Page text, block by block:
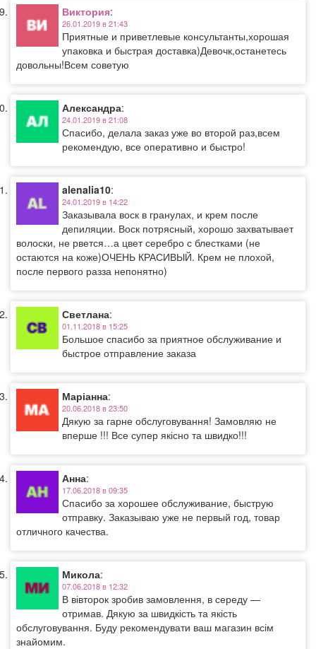
Виктория:
26.01.2019 в 21:43
Приятные и приветлевые консультанты,хорошая
упаковка и быстрая доставка)Девочк,останетесь
довольны!Всем советую
Александра:
24.01.2019 в 21:08
Спасибо, делала заказ уже во второй раз,всем
рекомендую, все оперативно и быстро!
alenalia10:
24.01.2019 в 14:22
Заказывала воск в гранулах, и крем после
депиляции. Воск потрясный, хорошо захватывает
волоски, не рвется…а цвет серебро с блестками (не
остаются на коже)ОЧЕНЬ КРАСИВЫЙ. Крем не плохой,
после первого разза непонятно)
Светлана:
01.11.2018 в 15:25
Большое спасибо за приятное обслуживание и
быстрое отправление заказа
Маріанна:
20.06.2018 в 23:50
Дякую за гарне обслуговування! Замовляю не
вперше !!! Все супер якісно та швидко!!!
Анна:
17.06.2018 в 09:35
Спасибо за хорошее обслуживание, быструю
отправку. Заказываю уже не первый год, товар
отличного качества.
Микола:
07.06.2018 в 12:32
В вівторок зробив замовлення, в середу —
отримав. Дякую за швидкість та якість
обслуговування. Буду рекомендувати ваш магазин всім
знайомим.